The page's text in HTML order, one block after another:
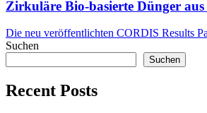
Zirkuläre Bio-basierte Dünger
Die neu veröffentlichten CORDIS Results
Suchen
Suchen
Recent Posts